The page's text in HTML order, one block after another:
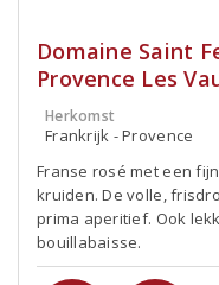
Domaine Saint
Provence Les
Herkomst
Frankrijk - Provence
Franse rosé met een
kruiden. De volle,
prima aperitief. Ook
bouillabaisse.